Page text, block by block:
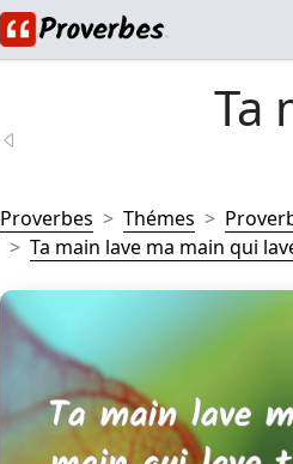
Ta
Proverbes Thémes
Ta main lave ma main qui